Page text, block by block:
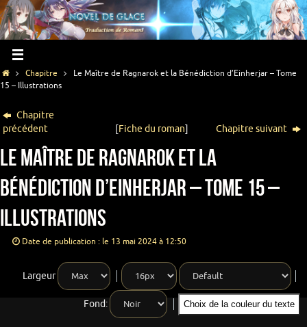
Chapitre
Le Maître de Ragnarok et la Bénédiction d’Einherjar – Tome
15 – Illustrations
Chapitre
précédent
[Fiche du roman] Chapitre suivant
Le Maître de Ragnarok et la
Bénédiction d’Einherjar – Tome 15 –
Illustrations
Date de publication : le 13 mai 2024 à 12:50
Largeur
Fond: Choix de la couleur du texte